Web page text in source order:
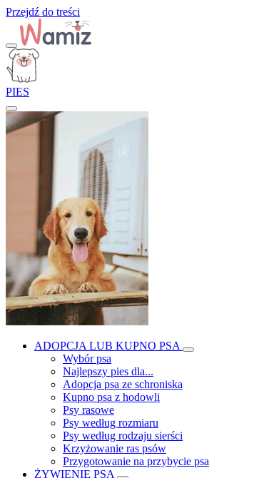
Przejdź do treści
PIES
ADOPCJA LUB KUPNO PSA
Wybór psa
Najlepszy pies dla...
Adopcja psa ze schroniska
Kupno psa z hodowli
Psy rasowe
Psy według rozmiaru
Psy według rodzaju sierści
Krzyżowanie ras psów
Przygotowanie na przybycie psa
ŻYWIENIE PSA